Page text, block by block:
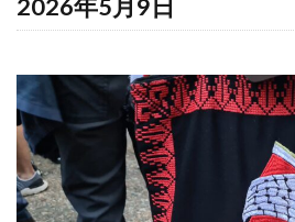
2026年5月9日